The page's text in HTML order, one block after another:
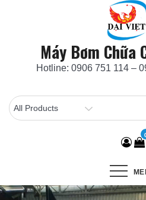
Máy Bơm Chữa
Hotline: 0906 751 114 –